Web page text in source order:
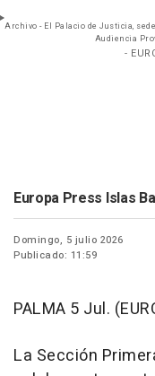
Archivo - El Palacio de Justicia,
Audiencia
-
Europa Press Islas
Domingo, 5 julio 2026
Publicado: 11:59
PALMA 5 Jul.
La Sección